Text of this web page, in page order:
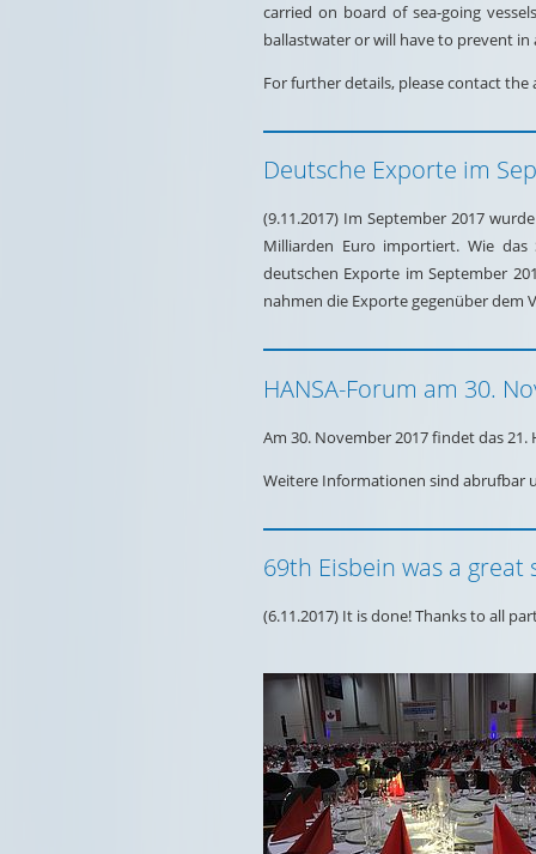
carried on board of sea-going
ballastwater or will have to prevent
For further details, please contact
Deutsche Exporte im
(9.11.2017) Im September 2017
Milliarden Euro importiert. Wie
deutschen Exporte im September
nahmen die Exporte gegenüber dem
HANSA-Forum am 30.
Am 30. November 2017 findet das
Weitere Informationen sind abrufbar
69th Eisbein was a great
(6.11.2017) It is done! Thanks to all